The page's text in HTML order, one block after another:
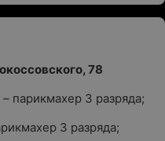
78
парикмахер 3 разряда;
3 разряда;